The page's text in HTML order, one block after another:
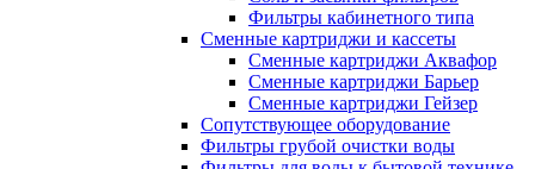
Фильтры кабинетного типа
Сменные картриджи и кассеты
Сменные картриджи Аквафор
Сменные картриджи Барьер
Сменные картриджи Гейзер
Сопутствующее оборудование
Фильтры грубой очистки воды